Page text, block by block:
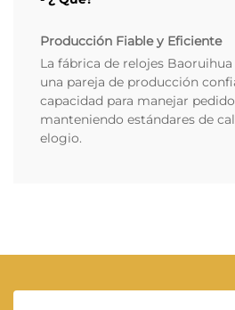
Producción Fiable y Eficiente
La fábrica de relojes
una pareja de producción
capacidad para manejar
manteniendo estándares de
elogio.